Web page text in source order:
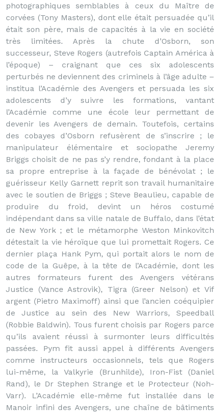
photographiques semblables à ceux du Maître de
corvées (Tony Masters), dont elle était persuadée qu’il
était son père, mais de capacités à la vie en société
très limitées. Après la chute d’Osborn, son
successeur, Steve Rogers (autrefois Captain América à
l’époque) – craignant que ces six adolescents
perturbés ne deviennent des criminels à l’âge adulte –
institua l’Académie des Avengers et persuada les six
adolescents d’y suivre les formations, vantant
l’Académie comme une école leur permettant de
devenir les Avengers de demain. Toutefois, certains
des cobayes d’Osborn refusèrent de s’inscrire ; le
manipulateur élémentaire et sociopathe Jeremy
Briggs choisit de ne pas s’y rendre, fondant à la place
sa propre entreprise à la façade de bénévolat ; le
guérisseur Kelly Garnett reprit son travail humanitaire
avec le soutien de Briggs ; Steve Beaulieu, capable de
produire du froid, devint un héros costumé
indépendant dans sa ville natale de Buffalo, dans l’état
de New York ; et le métamorphe Weston Minkovitch
détestait la vie héroïque que lui promettait Rogers. Ce
dernier plaça Hank Pym, qui portait alors le nom de
code de la Guêpe, à la tête de l’Académie, dont les
autres formateurs furent des Avengers vétérans
Justice (Vance Astrovik), Tigra (Greer Nelson) et Vif
argent (Pietro Maximoff) ainsi que l’ancien coéquipier
de Justice au sein des New Warriors, Speedball
(Robbie Baldwin). Tous furent choisis par Rogers parce
qu’ils avaient réussi à surmonter leurs difficultés
passées. Pym fit aussi appel à différents Avengers
comme instructeurs occasionnels, tels que Rogers
lui-même, la Valkyrie (Brunhilde), Iron-Fist (Daniel
Rand), le Dr Stephen Strange et le Protecteur (Noh-
Varr). L’Académie elle-même fut installée dans le
Manoir infini des Avengers, une chaîne de bâtiments